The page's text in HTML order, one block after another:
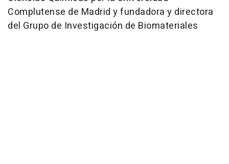
Complutense de Madrid y fundadora y directora
del Grupo de Investigación de Biomateriales